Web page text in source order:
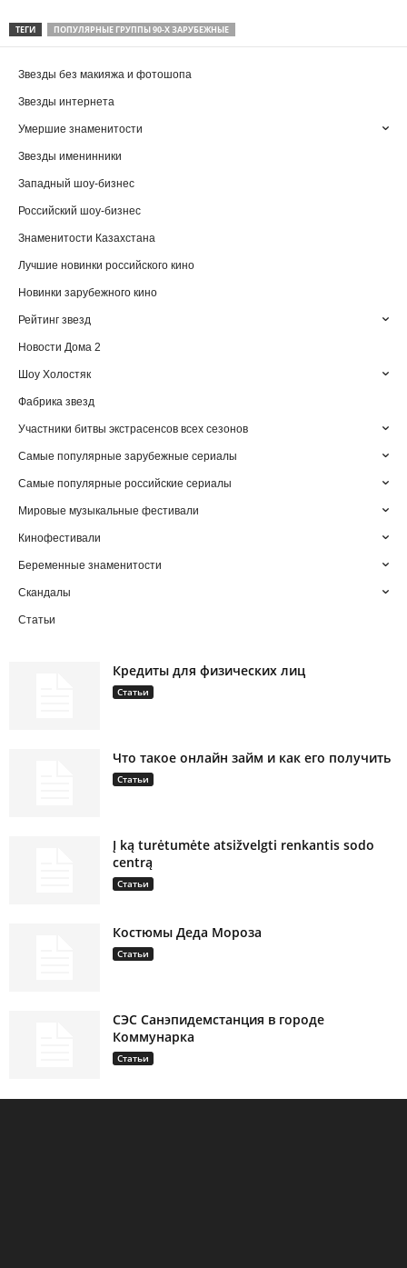
ТЕГИ ПОПУЛЯРНЫЕ ГРУППЫ 90-Х ЗАРУБЕЖНЫЕ
Звезды без макияжа и фотошопа
Звезды интернета
Умершие знаменитости
Звезды именинники
Западный шоу-бизнес
Российский шоу-бизнес
Знаменитости Казахстана
Лучшие новинки российского кино
Новинки зарубежного кино
Рейтинг звезд
Новости Дома 2
Шоу Холостяк
Фабрика звезд
Участники битвы экстрасенсов всех сезонов
Самые популярные зарубежные сериалы
Самые популярные российские сериалы
Мировые музыкальные фестивали
Кинофестивали
Беременные знаменитости
Скандалы
Статьи
Кредиты для физических лиц
Статьи
Что такое онлайн займ и как его получить
Статьи
Į ką turėtumėte atsižvelgti renkantis sodo
centrą
Статьи
Костюмы Деда Мороза
Статьи
СЭС Санэпидемстанция в городе
Коммунарка
Статьи